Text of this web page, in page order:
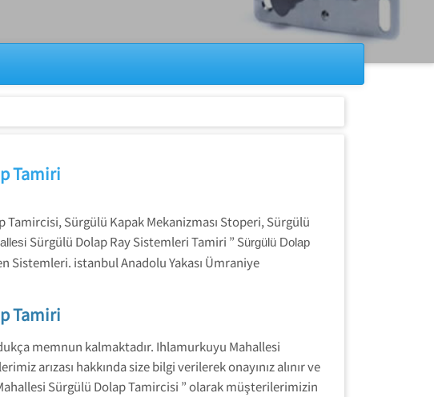
Tamiri
Sürgülü Kapak Mekanizması Stoperi, Sürgülü
Sürgülü Dolap Ray Sistemleri Tamiri ” Sürgülü Dolap
Sistemleri. istanbul Anadolu Yakası Ümraniye
Tamiri
memnun kalmaktadır. Ihlamurkuyu Mahallesi
arızası hakkında size bilgi verilerek onayınız alınır ve
Sürgülü Dolap Tamircisi ” olarak müşterilerimizin